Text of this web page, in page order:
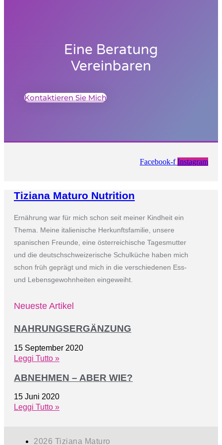
Eine Beratung
Vereinbaren
Kontaktieren Sie Mich
Facebook-f Instagram
Tiziana Maturo Nutrition
Ernährung war für mich schon seit meiner Kindheit ein
Thema. Meine italienische Herkunftsfamilie, unsere
spanischen Freunde, eine österreichische Tagesmutter
und die deutschschweizerische Schulküche haben mich
schon früh geprägt und mich in die verschiedenen Ess-
und Lebensgewohnheiten eingeweiht.
Neueste Artikel
NAHRUNGSERGÄNZUNG
15 September 2020
Leggi Tutto »
ABNEHMEN – ABER WIE?
15 Juni 2020
Leggi Tutto »
2026 Tiziana Maturo